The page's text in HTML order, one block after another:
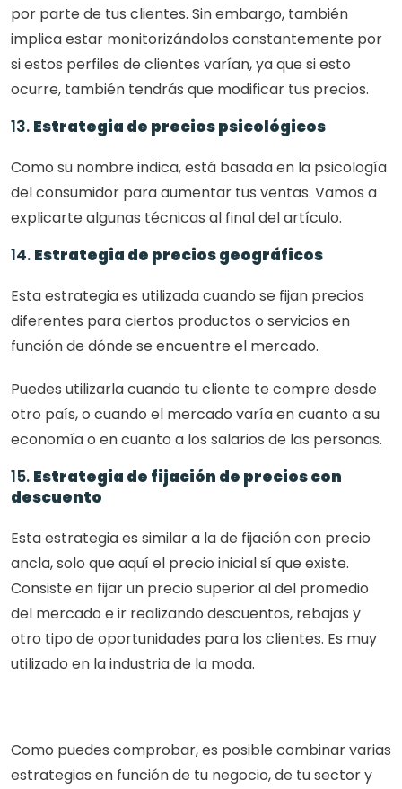
por parte de tus clientes. Sin embargo, también
implica estar monitorizándolos constantemente por
si estos perfiles de clientes varían, ya que si esto
ocurre, también tendrás que modificar tus precios.
13. Estrategia de precios psicológicos
Como su nombre indica, está basada en la psicología
del consumidor para aumentar tus ventas. Vamos a
explicarte algunas técnicas al final del artículo.
14. Estrategia de precios geográficos
Esta estrategia es utilizada cuando se fijan precios
diferentes para ciertos productos o servicios en
función de dónde se encuentre el mercado.
Puedes utilizarla cuando tu cliente te compre desde
otro país, o cuando el mercado varía en cuanto a su
economía o en cuanto a los salarios de las personas.
15. Estrategia de fijación de precios con
descuento
Esta estrategia es similar a la de fijación con precio
ancla, solo que aquí el precio inicial sí que existe.
Consiste en fijar un precio superior al del promedio
del mercado e ir realizando descuentos, rebajas y
otro tipo de oportunidades para los clientes. Es muy
utilizado en la industria de la moda.
Como puedes comprobar, es posible combinar varias
estrategias en función de tu negocio, de tu sector y